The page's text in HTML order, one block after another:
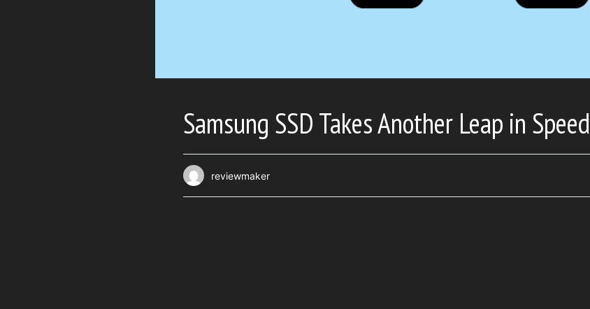
Samsung SSD Takes Another Leap in Speed
reviewmaker